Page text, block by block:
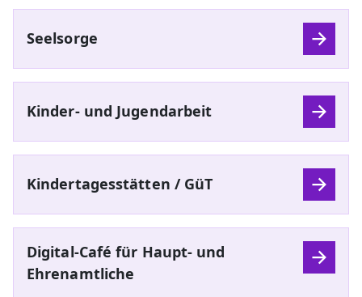
Seelsorge
Kinder- und Jugendarbeit
Kindertagesstätten / GüT
Digital-Café für Haupt- und
Ehrenamtliche